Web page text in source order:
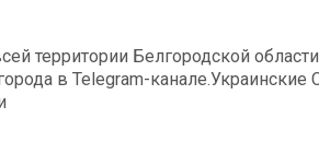
территории Белгородской
в Telegram-